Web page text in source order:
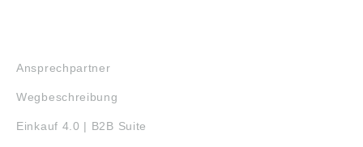
Ansprechpartner
Wegbeschreibung
Einkauf 4.0 | B2B Suite